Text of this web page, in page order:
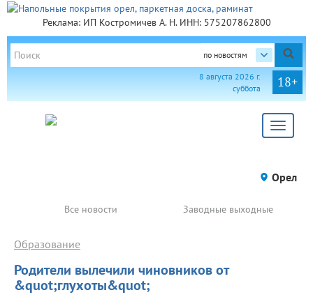
Реклама: ИП Костромичев А. Н. ИНН: 575207862800
по новостям
18+
8 августа 2026 г.
суббота
Toggle
Орел
Все новости Заводные выходные
Родители вылечили чиновников от
&quot;глухоты&quot;
Образование